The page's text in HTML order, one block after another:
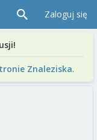
Zaloguj się
Znaleziska.